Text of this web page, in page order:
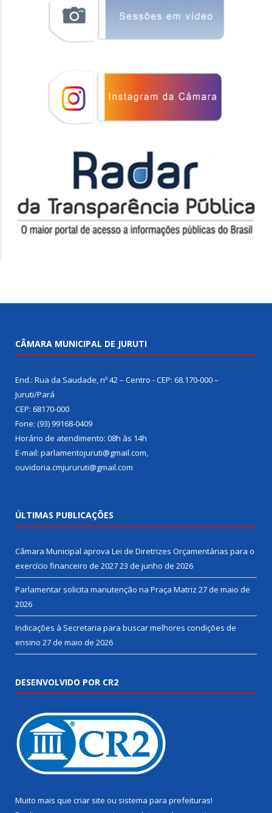
CÂMARA MUNICIPAL DE JURUTI
End.: Rua da Saudade, nº 42 – Centro - CEP: 68.170-000 –
Juruti/Pará
CEP: 68170-000
Fone: (93) 99168-0409
Horário de atendimento: 08h às 14h
E-mail: parlamentojuruti@gmail.com,
ouvidoria.cmjururuti@gmail.com
ÚLTIMAS PUBLICAÇÕES
Câmara Municipal aprova Lei de Diretrizes Orçamentárias para o
exercício financeiro de 202723 de junho de 2026
Parlamentar solicita manutenção na Praça Matriz 27 de maio de
2026
Indicações à Secretaria para buscar melhores condições de
ensino 27 de maio de 2026
DESENVOLVIDO POR CR2
Muito mais que criar site ou sistema para prefeituras!